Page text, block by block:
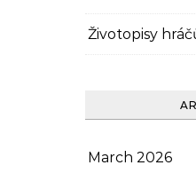
Životopisy
March 2026